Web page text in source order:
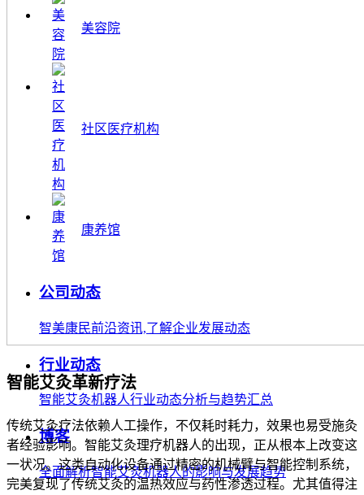
美容院
社区医疗机构
康养馆
公司动态
智美康民前沿资讯,了解企业发展动态
行业动态
智能艾灸机器人行业动态分析与趋势汇总
博客
全面解析智能艾灸机器人的影响与发展趋势
智能艾灸革新疗法
传统艾灸疗法依赖人工操作，不仅耗时耗力，效果也易受施灸
者经验影响。智能艾灸理疗机器人的出现，正从根本上改变这
一状况。这类自动化设备通过精密的机械臂与智能控制系统，
完美复现了传统艾灸的温热效应与药性渗透过程。尤其值得注